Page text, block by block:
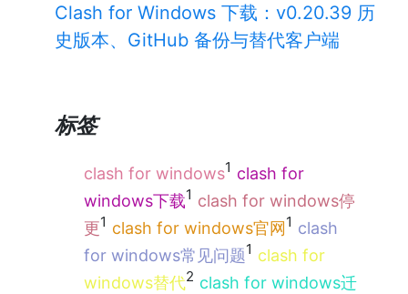
Clash for Windows 下载：v0.20.39 历
史版本、GitHub 备份与替代客户端
标签
clash for windows1 clash for
windows下载1 clash for windows停
更1 clash for windows官网1 clash
for windows常见问题1 clash for
windows替代2 clash for windows迁